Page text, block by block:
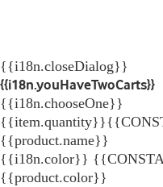
{{i18n.closeDialog}}
{{i18n.youHaveTwoCarts}}
{{i18n.chooseOne}}
{{product.name}}
{{i18n.color}}
{{product.color}}